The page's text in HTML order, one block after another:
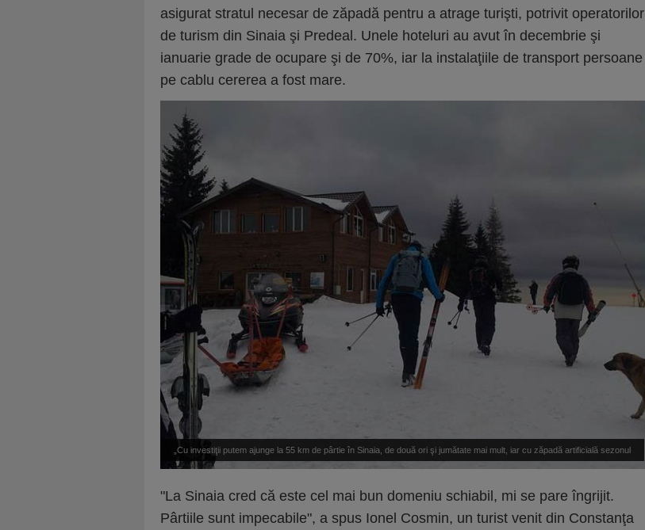
asigurat stratul necesar de zăpadă pentru a atrage turişti, potrivit operatorilor
de turism din Sinaia şi Predeal. Unele hoteluri au avut în decembrie şi
ianuarie grade de ocupare şi de 70%, iar la instalaţiile de transport persoane
pe cablu cererea a fost mare.
„Cu investiţii putem ajunge la 55 km de pârtie în Sinaia, de două ori şi jumătate mai mult, iar cu zăpadă artificială sezonul
de schi s-ar extinde până în mai“
"La Sinaia cred că este cel mai bun domeniu schiabil, mi se pare îngrijit.
Pârtiile sunt impecabile", a spus Ionel Cosmin, un turist venit din Constanţa